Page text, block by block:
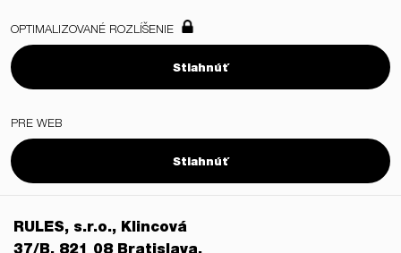
OPTIMALIZOVANÉ ROZLÍŠENIE
Stiahnúť
PRE WEB
Stiahnúť
RULES, s.r.o., Klincová